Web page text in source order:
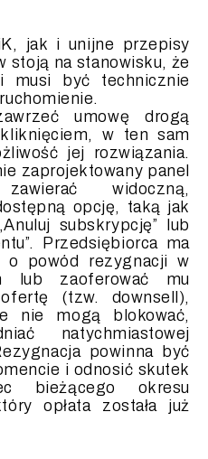
jak i unijne przepisy
stoją na stanowisku, że
musi być technicznie
umowę drogą
w ten sam
jej rozwiązania.
zaprojektowany panel
widoczną,
opcję, taką jak
subskrypcję” lub
Przedsiębiorca ma
o powód rezygnacji w
lub zaoferować mu
(tzw. downsell),
nie mogą blokować,
natychmiastowej
powinna być
i odnosić skutek
bieżącego okresu
opłata została już